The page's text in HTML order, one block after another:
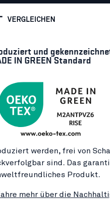
VERGLEICHEN
und
IN GREEN Standard
werden, frei von
sind. Das
Produkt.
mehr über die